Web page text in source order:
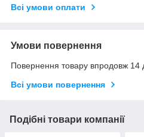
Всі умови оплати
Умови повернення
Повернення товару впродовж 14
Всі умови повернення
Подібні товари компанії